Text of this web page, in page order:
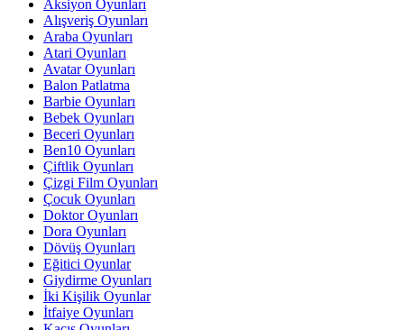
Aksiyon Oyunları
Alışveriş Oyunları
Araba Oyunları
Atari Oyunları
Avatar Oyunları
Balon Patlatma
Barbie Oyunları
Bebek Oyunları
Beceri Oyunları
Ben10 Oyunları
Çiftlik Oyunları
Çizgi Film Oyunları
Çocuk Oyunları
Doktor Oyunları
Dora Oyunları
Dövüş Oyunları
Eğitici Oyunlar
Giydirme Oyunları
İki Kişilik Oyunlar
İtfaiye Oyunları